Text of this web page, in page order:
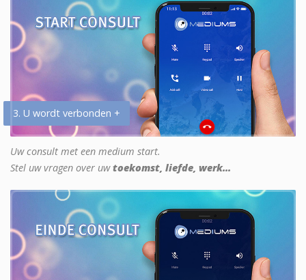
3. U wordt verbonden +
Uw consult met een medium start.
Stel uw vragen over uwtoekomst, liefde, werk...